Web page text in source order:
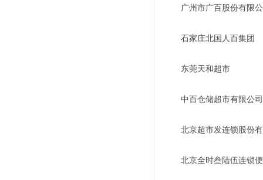
广州市广百股份有限
石家庄北国人百集团
东莞天和超市
中百仓储超市有限公司
北京超市发连锁股份
北京全时叁陆伍连锁